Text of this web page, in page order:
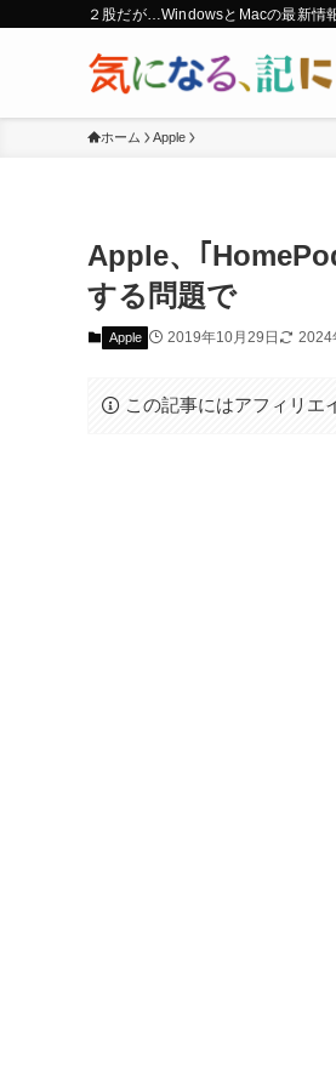
２股だが…WindowsとMacの最新情
ホーム Apple
Apple、｢
する問題で
Apple 2019年10月29日 2024
この記事にはアフィリエ